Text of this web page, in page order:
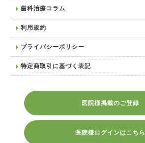
歯科治療コラム
利用規約
プライバシーポリシー
特定商取引に基づく表記
医院様掲載のご登録
医院様ログインはこちら